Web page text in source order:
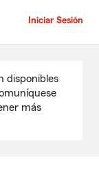
Iniciar Sesión
disponibles
más